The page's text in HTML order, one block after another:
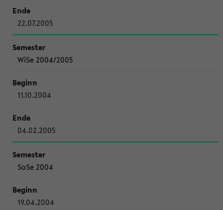
22.07.2005
WiSe 2004/2005
11.10.2004
04.02.2005
SoSe 2004
19.04.2004